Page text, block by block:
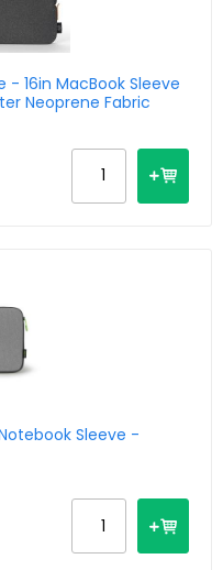
- 16in MacBook Sleeve
Neoprene Fabric
Sleeve -